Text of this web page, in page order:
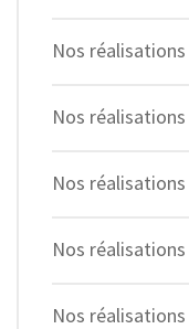
Nos
Nos
Nos
Nos
Nos